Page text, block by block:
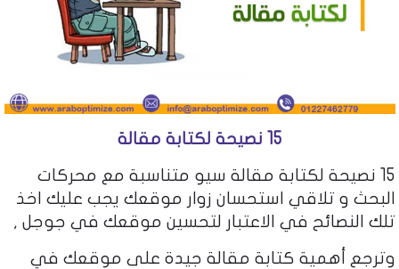
15 نصيحة لكتابة مقالة
15 نصيحة لكتابة مقالة سيو متناسبة مع محركات
البحث و تلاقي استحسان زوار موقعك يجب عليك اخذ
تلك النصائح في الاعتبار لتحسين موقعك في جوجل ,
وترجع أهمية كتابة مقالة جيدة على موقعك في